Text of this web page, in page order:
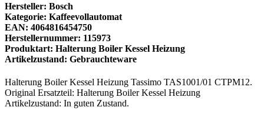
Hersteller: Bosch
Kategorie: Kaffeevollautomat
EAN: 4064816454750
Herstellernummer: 115973
Produktart: Halterung Boiler Kessel Heizung
Artikelzustand: Gebrauchteware
Halterung Boiler Kessel Heizung Tassimo TAS1001/01 CTPM12.
Original Ersatzteil: Halterung Boiler Kessel Heizung
Artikelzustand: In guten Zustand.